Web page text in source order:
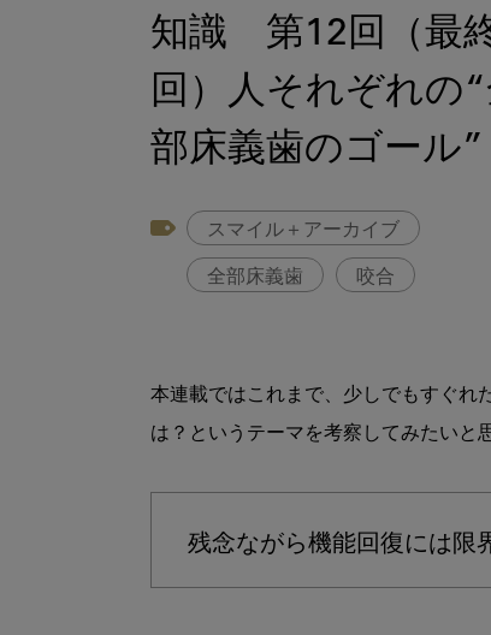
知識 第12回（最
回）人それぞれの
部床義歯のゴール”
スマイル＋アーカイブ
全部床義歯 咬合
本連載ではこれまで、少しでもすぐれ
は？というテーマを考察してみたいと
残念ながら機能回復には限